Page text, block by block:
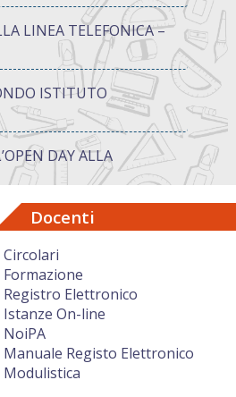
LINEA TELEFONICA –
ISTITUTO
DAY ALLA
E GIOCO:
UN’AVVENTURA
DIRIGENTE
Docenti
Circolari
Formazione
Registro Elettronico
Istanze On-line
NoiPA
Manuale Registo Elettronico
Modulistica